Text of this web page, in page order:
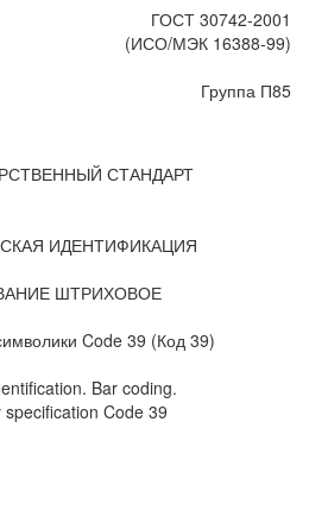
ГОСТ 30742-2001
(ИСО/МЭК 16388-99)
Группа П85
СТАНДАРТ
ИДЕНТИФИКАЦИЯ
ШТРИХОВОЕ
Code 39 (Код 39)
Bar coding.
specification Code 39